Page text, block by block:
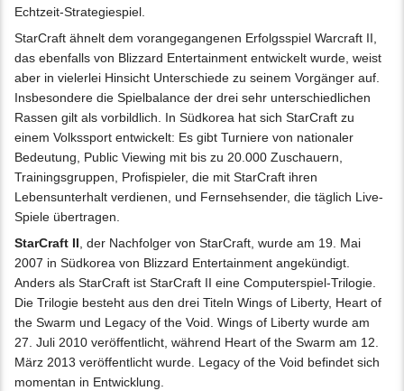
Echtzeit-Strategiespiel.
StarCraft ähnelt dem vorangegangenen Erfolgsspiel Warcraft II,
das ebenfalls von Blizzard Entertainment entwickelt wurde, weist
aber in vielerlei Hinsicht Unterschiede zu seinem Vorgänger auf.
Insbesondere die Spielbalance der drei sehr unterschiedlichen
Rassen gilt als vorbildlich. In Südkorea hat sich StarCraft zu
einem Volkssport entwickelt: Es gibt Turniere von nationaler
Bedeutung, Public Viewing mit bis zu 20.000 Zuschauern,
Trainingsgruppen, Profispieler, die mit StarCraft ihren
Lebensunterhalt verdienen, und Fernsehsender, die täglich Live-
Spiele übertragen.
StarCraft II , der Nachfolger von StarCraft, wurde am 19. Mai
2007 in Südkorea von Blizzard Entertainment angekündigt.
Anders als StarCraft ist StarCraft II eine Computerspiel-Trilogie.
Die Trilogie besteht aus den drei Titeln Wings of Liberty, Heart of
the Swarm und Legacy of the Void. Wings of Liberty wurde am
27. Juli 2010 veröffentlicht, während Heart of the Swarm am 12.
März 2013 veröffentlicht wurde. Legacy of the Void befindet sich
momentan in Entwicklung.